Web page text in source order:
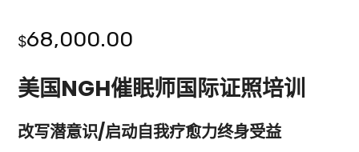
$68,000.00
美国NGH催眠师国际证照培训
改写潜意识/启动自我疗愈力终身受益